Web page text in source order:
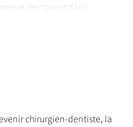
de rigueur dans
Il engage sa
dentaire lors de la mise au
santé, les chirurgiens
médicales aux patients.
chirurgien-dentiste, la